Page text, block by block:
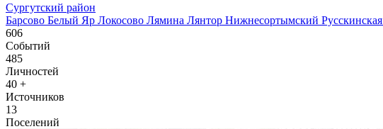
Сургутский район
Барсово Белый Яр Локосово Лямина Лянтор Нижнесортымский Русскинская
606
Событий
485
Личностей
40 +
Источников
13
Поселений